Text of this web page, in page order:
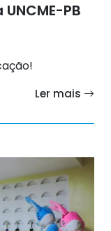
PB
Ler mais